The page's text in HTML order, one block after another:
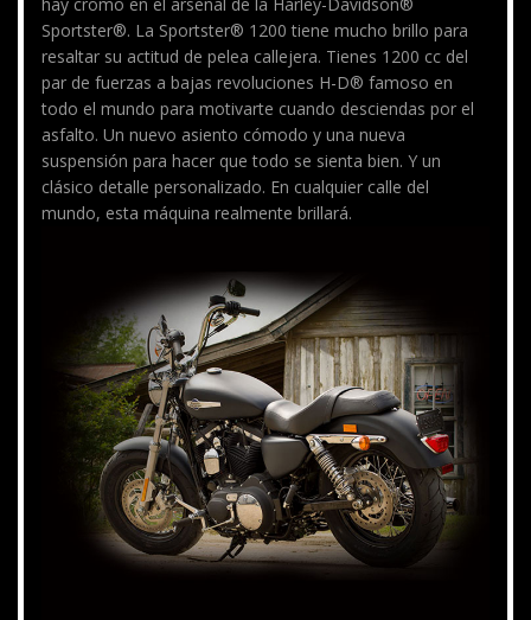
Sportster®. La Sportster® 1200 tiene mucho brillo para
resaltar su actitud de pelea callejera. Tienes 1200 cc del
par de fuerzas a bajas revoluciones H-D® famoso en
todo el mundo para motivarte cuando desciendas por el
asfalto. Un nuevo asiento cómodo y una nueva
suspensión para hacer que todo se sienta bien. Y un
clásico detalle personalizado. En cualquier calle del
mundo, esta máquina realmente brillará.